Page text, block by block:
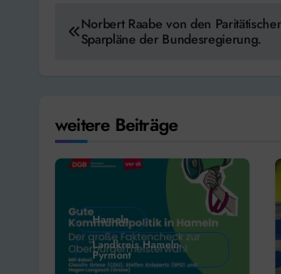
Beitragsnavigation
Norbert Raabe von den
Sparpläne der Bundesregierung.
weitere Beiträge
Hameln
Landkreis Hameln-
Pyrmont